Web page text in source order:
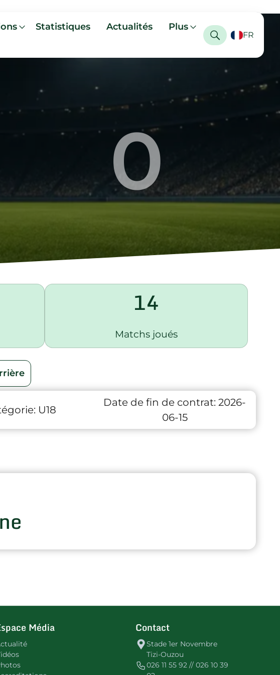
Statistiques Actualités Plus
FR
0
14
Matchs joués
U18
Date de fin de contrat: 2026-
06-15
Média Contact
Stade 1er Novembre
Tizi-Ouzou
026 11 55 92 // 026 10 39